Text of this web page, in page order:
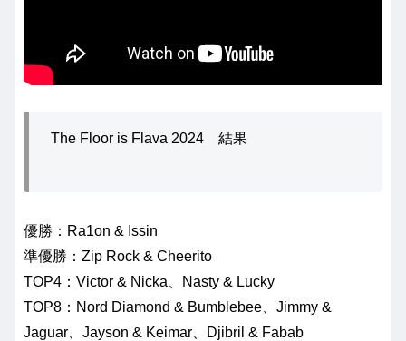
The Floor is Flava 2024 結果
優勝：Ra1on & Issin
準優勝：Zip Rock & Cheerito
TOP4：Victor & Nicka、Nasty & Lucky
TOP8：Nord Diamond & Bumblebee、Jimmy &
Jaguar、Jayson & Keimar、Djibril & Fabab